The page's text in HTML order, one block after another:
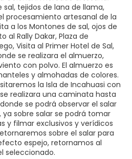
tejidos de lana de llama,
procesamiento artesanal de la
a los Montones de sal, ojos de
al Rally Dakar, Plaza de
Visita al Primer Hotel de Sal,
se realizara el almuerzo,
con polvo. El almuerzo es
y almohadas de colores.
la Isla de Incahuasi con
realizara una caminata hasta
se podrá observar el salar
sobre salar se podrá tomar
y filmar exclusivos y verídicos
sobre el salar para
espejo, retornamos al
seleccionado.